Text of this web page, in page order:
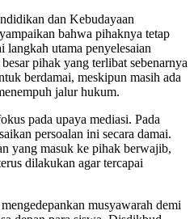
dan Kebudayaan
bahwa pihaknya tetap
langkah utama penyelesaian
pihak yang terlibat sebenarnya
berdamai, meskipun masih ada
jalur hukum.
pada upaya mediasi. Pada
persoalan ini secara damai.
yang masuk ke pihak berwajib,
dilakukan agar tercapai
musyawarah demi